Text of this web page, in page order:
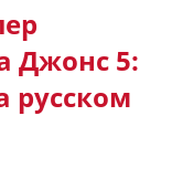
Джонс 5:
русском